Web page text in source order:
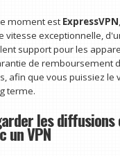
moment est ExpressVPN
vitesse exceptionnelle,
support pour les
de remboursement
afin que vous puissiez le
terme.
les
un VPN